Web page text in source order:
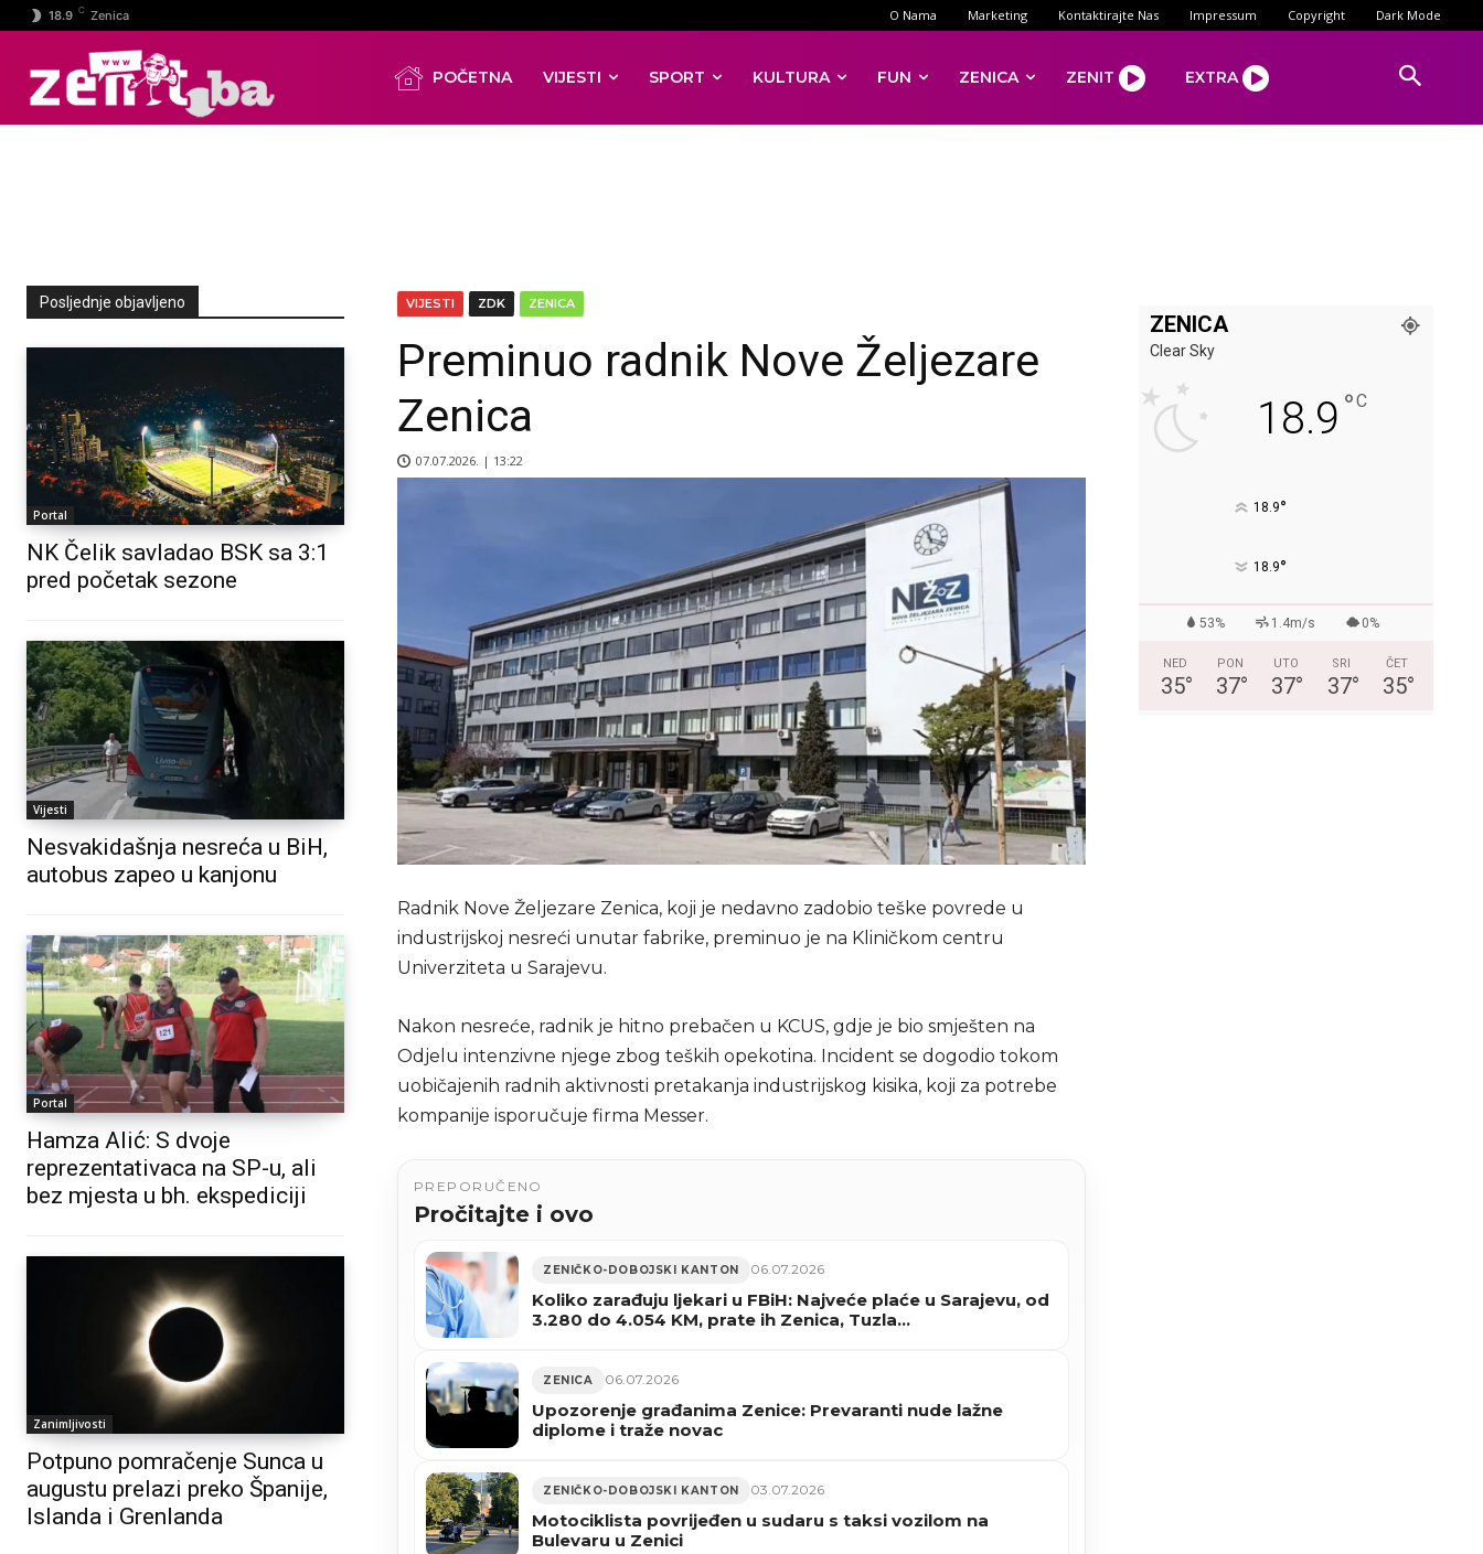
18.9 C Zenica O Nama Marketing Kontaktirajte Nas Impressum Copyright Dark Mode
POČETNA VIJESTI SPORT KULTURA FUN ZENICA ZENIT EXTRA
Posljednje objavljeno
Portal
NK Čelik savladao BSK sa 3:1
pred početak sezone
Vijesti
Nesvakidašnja nesreća u BiH,
autobus zapeo u kanjonu
Portal
Hamza Alić: S dvoje
reprezentativaca na SP-u, ali
bez mjesta u bh. ekspediciji
Zanimljivosti
Potpuno pomračenje Sunca u
augustu prelazi preko Španije,
Islanda i Grenlanda
VIJESTI ZDK ZENICA
Preminuo radnik Nove Željezare
Zenica
07.07.2026. | 13:22
Radnik Nove Željezare Zenica, koji je nedavno zadobio teške povrede u
industrijskoj nesreći unutar fabrike, preminuo je na Kliničkom centru
Univerziteta u Sarajevu.
Nakon nesreće, radnik je hitno prebačen u KCUS, gdje je bio smješten na
Odjelu intenzivne njege zbog teških opekotina. Incident se dogodio tokom
uobičajenih radnih aktivnosti pretakanja industrijskog kisika, koji za potrebe
kompanije isporučuje firma Messer.
PREPORUČENO
Pročitajte i ovo
ZENIČKO-DOBOJSKI KANTON 06.07.2026
Koliko zarađuju ljekari u FBiH: Najveće plaće u Sarajevu, od
3.280 do 4.054 KM, prate ih Zenica, Tuzla…
ZENICA 06.07.2026
Upozorenje građanima Zenice: Prevaranti nude lažne
diplome i traže novac
ZENIČKO-DOBOJSKI KANTON 03.07.2026
Motociklista povrijeđen u sudaru s taksi vozilom na
Bulevaru u Zenici
ZENICA
Clear Sky
18.9 °C
18.9°
18.9°
53% 1.4m/s 0%
NED
35°
PON
37°
UTO
37°
SRI
37°
ČET
35°